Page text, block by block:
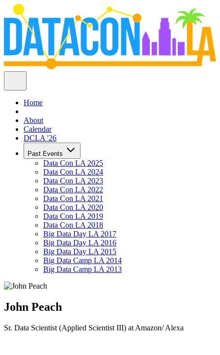
Home
About
Calendar
DCLA '26
Past Events
Data Con LA 2025
Data Con LA 2024
Data Con LA 2023
Data Con LA 2022
Data Con LA 2021
Data Con LA 2020
Data Con LA 2019
Data Con LA 2018
Big Data Day LA 2017
Big Data Day LA 2016
Big Data Day LA 2015
Big Data Camp LA 2014
Big Data Camp LA 2013
John Peach
Sr. Data Scientist (Applied Scientist III) at Amazon/ Alexa